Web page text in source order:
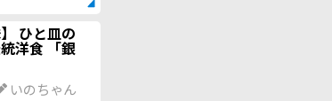
ひと皿の
洋食 「銀
いのちゃん